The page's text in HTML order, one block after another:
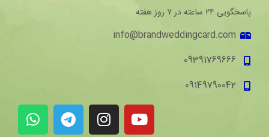
پاسخگویی ۲۴ ساعته در ۷ روز هفته
info@brandweddingcard.com
09391769666
09149790042